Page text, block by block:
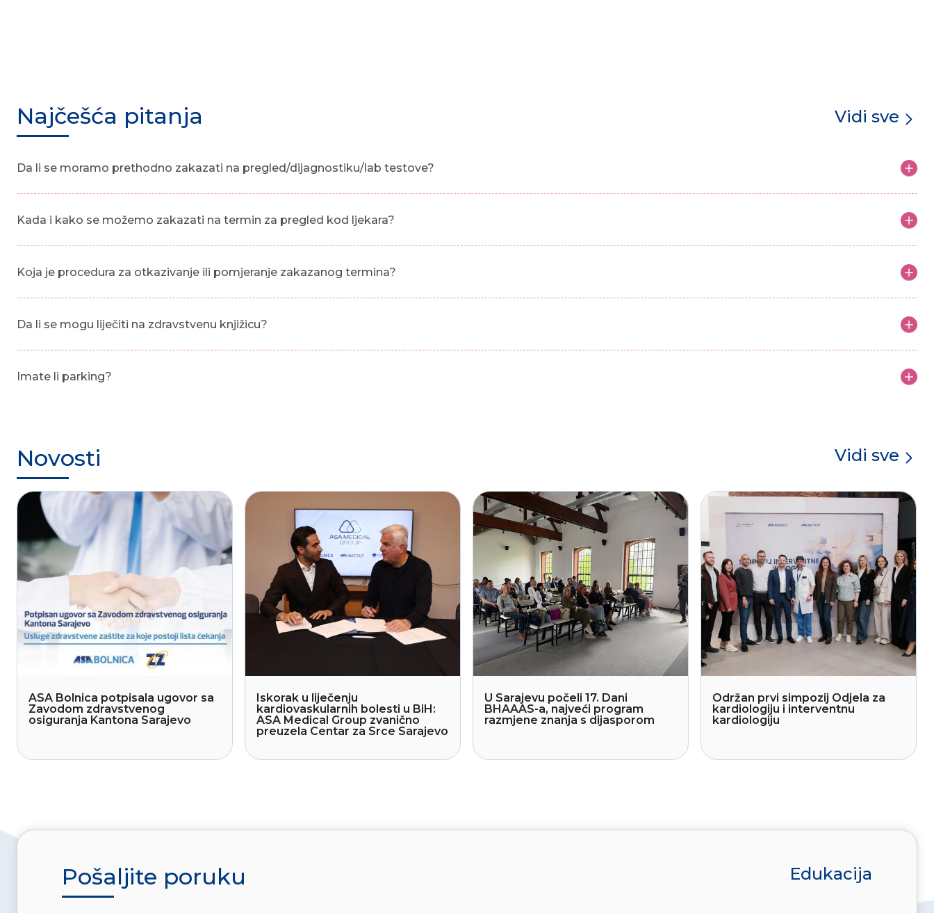
Najčešća pitanja Vidi sve
Da li se moramo prethodno zakazati na pregled/dijagnostiku/lab testove?
Kada i kako se možemo zakazati na termin za pregled kod ljekara?
Koja je procedura za otkazivanje ili pomjeranje zakazanog termina?
Da li se mogu liječiti na zdravstvenu knjižicu?
Imate li parking?
Novosti Vidi sve
ASA Bolnica potpisala ugovor sa
Zavodom zdravstvenog
osiguranja Kantona Sarajevo
Iskorak u liječenju
kardiovaskularnih bolesti u BiH:
ASA Medical Group zvanično
preuzela Centar za Srce Sarajevo
U Sarajevu počeli 17. Dani
BHAAAS-a, najveći program
razmjene znanja s dijasporom
Održan prvi simpozij Odjela za
kardiologiju i interventnu
kardiologiju
Pošaljite poruku Edukacija